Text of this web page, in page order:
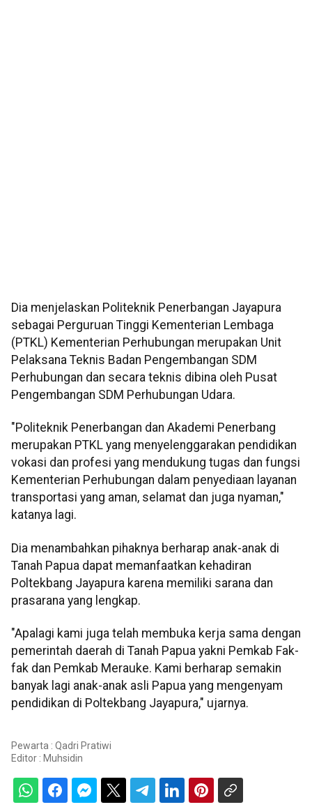
Dia menjelaskan Politeknik Penerbangan Jayapura
sebagai Perguruan Tinggi Kementerian Lembaga
(PTKL) Kementerian Perhubungan merupakan Unit
Pelaksana Teknis Badan Pengembangan SDM
Perhubungan dan secara teknis dibina oleh Pusat
Pengembangan SDM Perhubungan Udara.
"Politeknik Penerbangan dan Akademi Penerbang
merupakan PTKL yang menyelenggarakan pendidikan
vokasi dan profesi yang mendukung tugas dan fungsi
Kementerian Perhubungan dalam penyediaan layanan
transportasi yang aman, selamat dan juga nyaman,"
katanya lagi.
Dia menambahkan pihaknya berharap anak-anak di
Tanah Papua dapat memanfaatkan kehadiran
Poltekbang Jayapura karena memiliki sarana dan
prasarana yang lengkap.
"Apalagi kami juga telah membuka kerja sama dengan
pemerintah daerah di Tanah Papua yakni Pemkab Fak-
fak dan Pemkab Merauke. Kami berharap semakin
banyak lagi anak-anak asli Papua yang mengenyam
pendidikan di Poltekbang Jayapura," ujarnya.
Pewarta : Qadri Pratiwi
Editor : Muhsidin